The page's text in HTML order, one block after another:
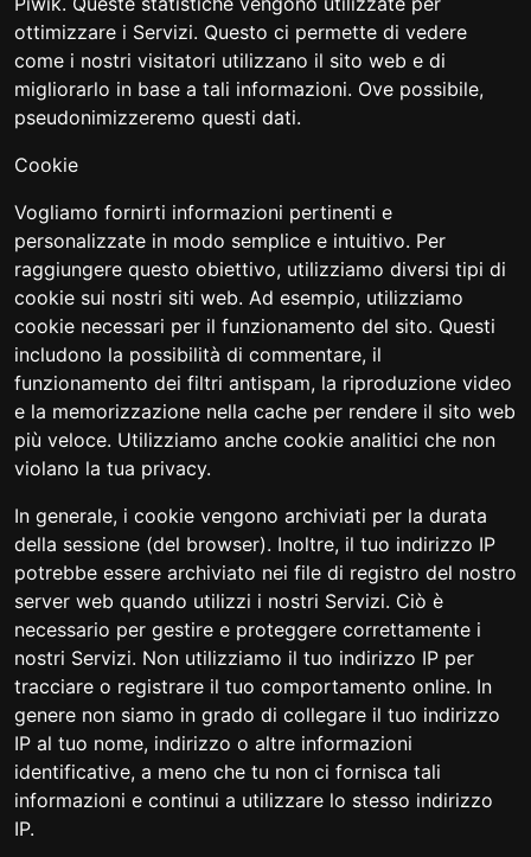
ottimizzare i Servizi. Questo ci permette di vedere
come i nostri visitatori utilizzano il sito web e di
migliorarlo in base a tali informazioni. Ove possibile,
pseudonimizzeremo questi dati.
Cookie
Vogliamo fornirti informazioni pertinenti e
personalizzate in modo semplice e intuitivo. Per
raggiungere questo obiettivo, utilizziamo diversi tipi di
cookie sui nostri siti web. Ad esempio, utilizziamo
cookie necessari per il funzionamento del sito. Questi
includono la possibilità di commentare, il
funzionamento dei filtri antispam, la riproduzione video
e la memorizzazione nella cache per rendere il sito web
più veloce. Utilizziamo anche cookie analitici che non
violano la tua privacy.
In generale, i cookie vengono archiviati per la durata
della sessione (del browser). Inoltre, il tuo indirizzo IP
potrebbe essere archiviato nei file di registro del nostro
server web quando utilizzi i nostri Servizi. Ciò è
necessario per gestire e proteggere correttamente i
nostri Servizi. Non utilizziamo il tuo indirizzo IP per
tracciare o registrare il tuo comportamento online. In
genere non siamo in grado di collegare il tuo indirizzo
IP al tuo nome, indirizzo o altre informazioni
identificative, a meno che tu non ci fornisca tali
informazioni e continui a utilizzare lo stesso indirizzo
IP.